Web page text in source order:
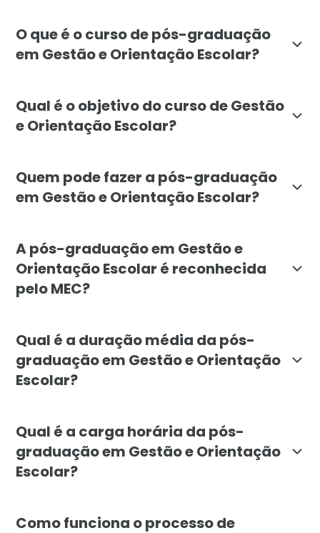
O que é o curso de pós-graduação
em Gestão e Orientação Escolar?
Qual é o objetivo do curso de Gestão
e Orientação Escolar?
Quem pode fazer a pós-graduação
em Gestão e Orientação Escolar?
A pós-graduação em Gestão e
Orientação Escolar é reconhecida
pelo MEC?
Qual é a duração média da pós-
graduação em Gestão e Orientação
Escolar?
Qual é a carga horária da pós-
graduação em Gestão e Orientação
Escolar?
Como funciona o processo de